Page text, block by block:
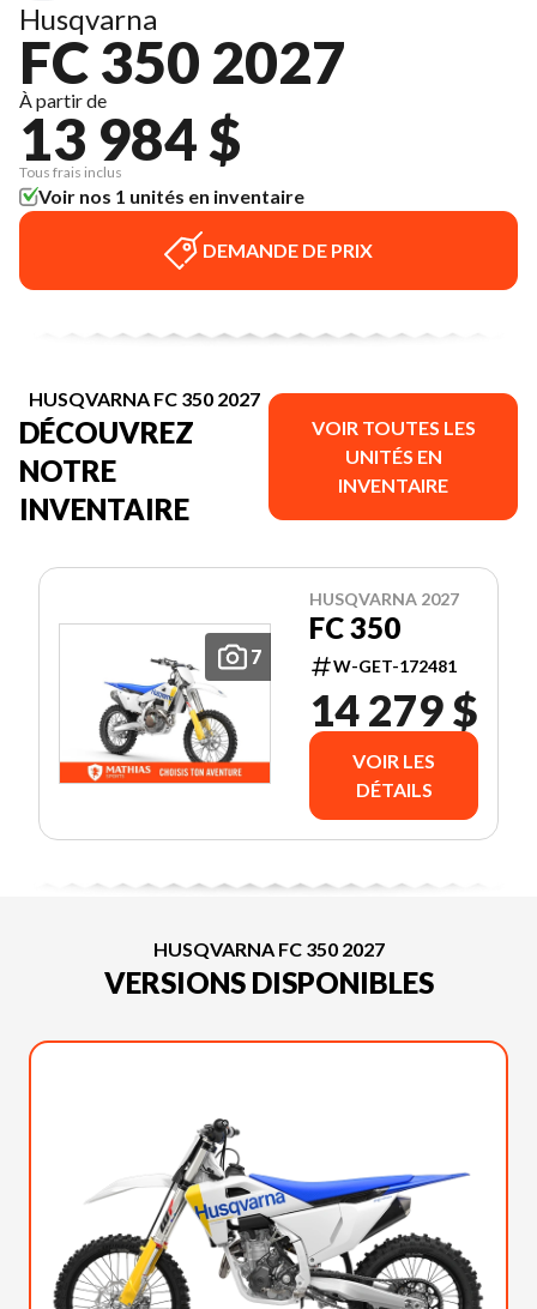
Husqvarna
FC 350 2027
À partir de
13 984 $
Tous frais inclus
Voir nos 1 unités en inventaire
DEMANDE DE PRIX
HUSQVARNA FC 350 2027
DÉCOUVREZ
NOTRE
INVENTAIRE
VOIR TOUTES LES
UNITÉS EN
INVENTAIRE
7
HUSQVARNA 2027
FC 350
W-GET-172481
14 279 $
VOIR LES
DÉTAILS
HUSQVARNA FC 350 2027
VERSIONS DISPONIBLES